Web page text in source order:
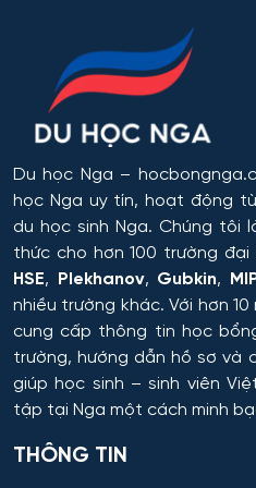
Rostov
Orel
Tomsk
Krasnoyarsk
Yakutsk
Samara
Tula
Các quy trình tiết kiệm
trong công nghệ hóa học,
Công chứng và hoạt động
Công nghiệp sinh thái và
Công nghệ chế biến và
Công nghệ Hóa học
Công nghệ in ấn và đóng
Công nghệ laser
Du học Nga –
học Nga uy tín, hoạt động
du học sinh Nga. Chúng tôi
thức cho hơn 100 trường
HSE, Plekhanov, Gubkin,
nhiều trường khác. Với hơn
cung cấp thông tin học
trường, hướng dẫn hồ sơ và
giúp học sinh – sinh viên
tập tại Nga một cách minh
THÔNG TIN